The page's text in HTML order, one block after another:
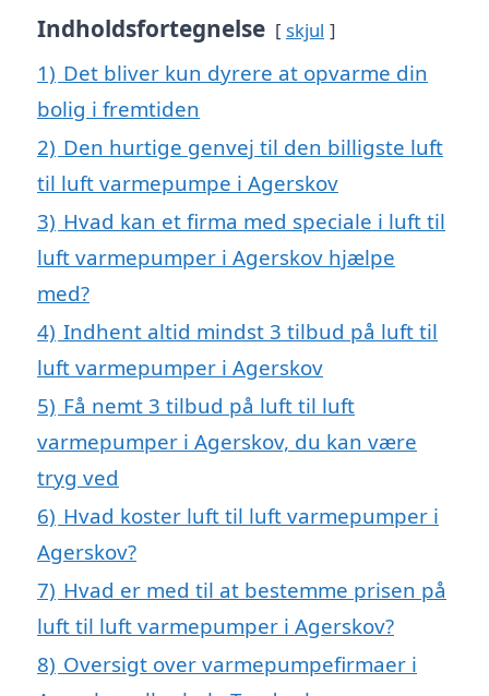
Indholdsfortegnelse skjul
1) Det bliver kun dyrere at opvarme din
bolig i fremtiden
2) Den hurtige genvej til den billigste luft
til luft varmepumpe i Agerskov
3) Hvad kan et firma med speciale i luft til
luft varmepumper i Agerskov hjælpe
med?
4) Indhent altid mindst 3 tilbud på luft til
luft varmepumper i Agerskov
5) Få nemt 3 tilbud på luft til luft
varmepumper i Agerskov, du kan være
tryg ved
6) Hvad koster luft til luft varmepumper i
Agerskov?
7) Hvad er med til at bestemme prisen på
luft til luft varmepumper i Agerskov?
8) Oversigt over varmepumpefirmaer i